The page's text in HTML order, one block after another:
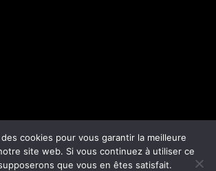
cookies pour vous garantir la meilleure
site web. Si vous continuez à utiliser ce
que vous en êtes satisfait.